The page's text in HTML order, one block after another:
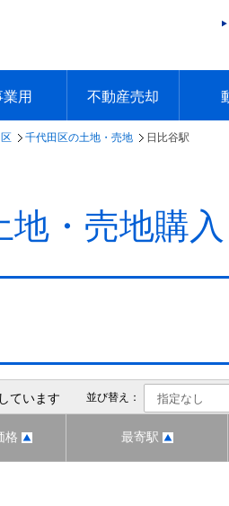
業用
で探す
探す
新着物件
新着物件
不動産売却
不動産売却トップ
簡単無料査定
不動産売却の流れ
不動産売却 Q&A
海外からの不動産売買
千代田区の土地・売地 日比谷駅
地・売地購
います 並び替え：
格 最寄駅